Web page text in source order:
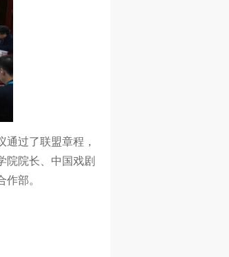
过了联盟章程，
院院长、中国戏剧
部。